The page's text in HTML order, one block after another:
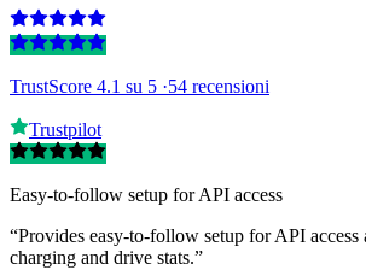
TrustScore 4.1 su 5 ·54 recensioni
Trustpilot
Easy-to-follow setup for API access
“Provides easy-to-follow setup for API access
charging and drive stats.”